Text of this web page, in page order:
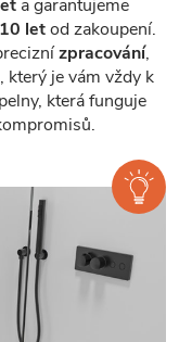
a garantujeme
letod zakoupení.
zpracování,
, který je vám vždy k
která funguje